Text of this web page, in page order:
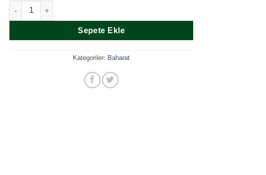
Siyah (Mor) Haşhaş adet
Sepete Ekle
Kategoriler: Baharat